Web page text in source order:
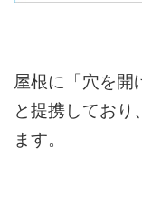
屋根に「穴を開
と提携しており
ます。